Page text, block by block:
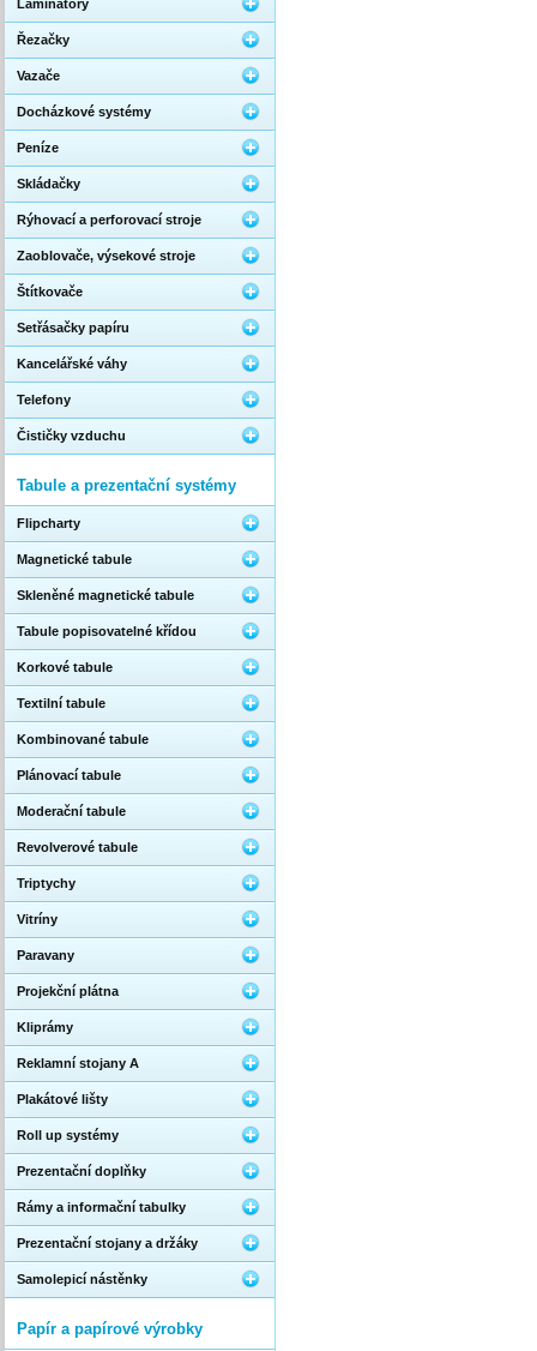
Laminátory
Řezačky
Vazače
Docházkové systémy
Peníze
Skládačky
Rýhovací a perforovací stroje
Zaoblovače, výsekové stroje
Štítkovače
Setřásačky papíru
Kancelářské váhy
Telefony
Čističky vzduchu
Tabule a prezentační systémy
Flipcharty
Magnetické tabule
Skleněné magnetické tabule
Tabule popisovatelné křídou
Korkové tabule
Textilní tabule
Kombinované tabule
Plánovací tabule
Moderační tabule
Revolverové tabule
Triptychy
Vitríny
Paravany
Projekční plátna
Kliprámy
Reklamní stojany A
Plakátové lišty
Roll up systémy
Prezentační doplňky
Rámy a informační tabulky
Prezentační stojany a držáky
Samolepicí nástěnky
Papír a papírové výrobky